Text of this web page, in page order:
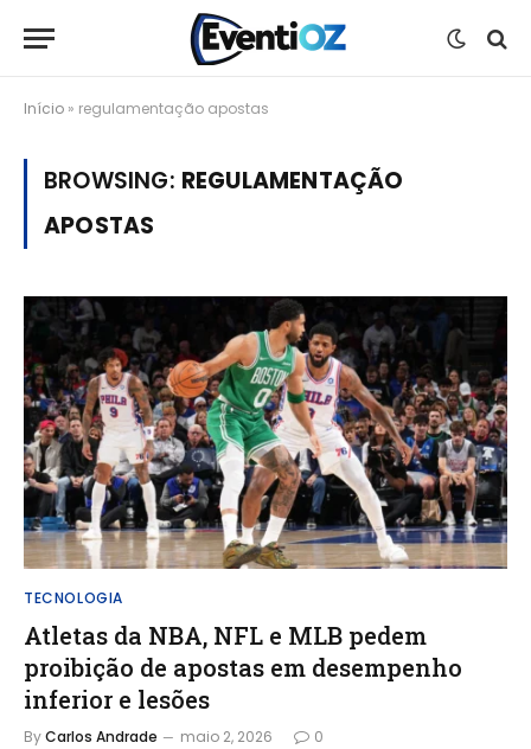
Início » regulamentação apostas
BROWSING: REGULAMENTAÇÃO
APOSTAS
TECNOLOGIA
Atletas da NBA, NFL e MLB pedem
proibição de apostas em desempenho
inferior e lesões
ByCarlos Andrade maio 2, 2026 0